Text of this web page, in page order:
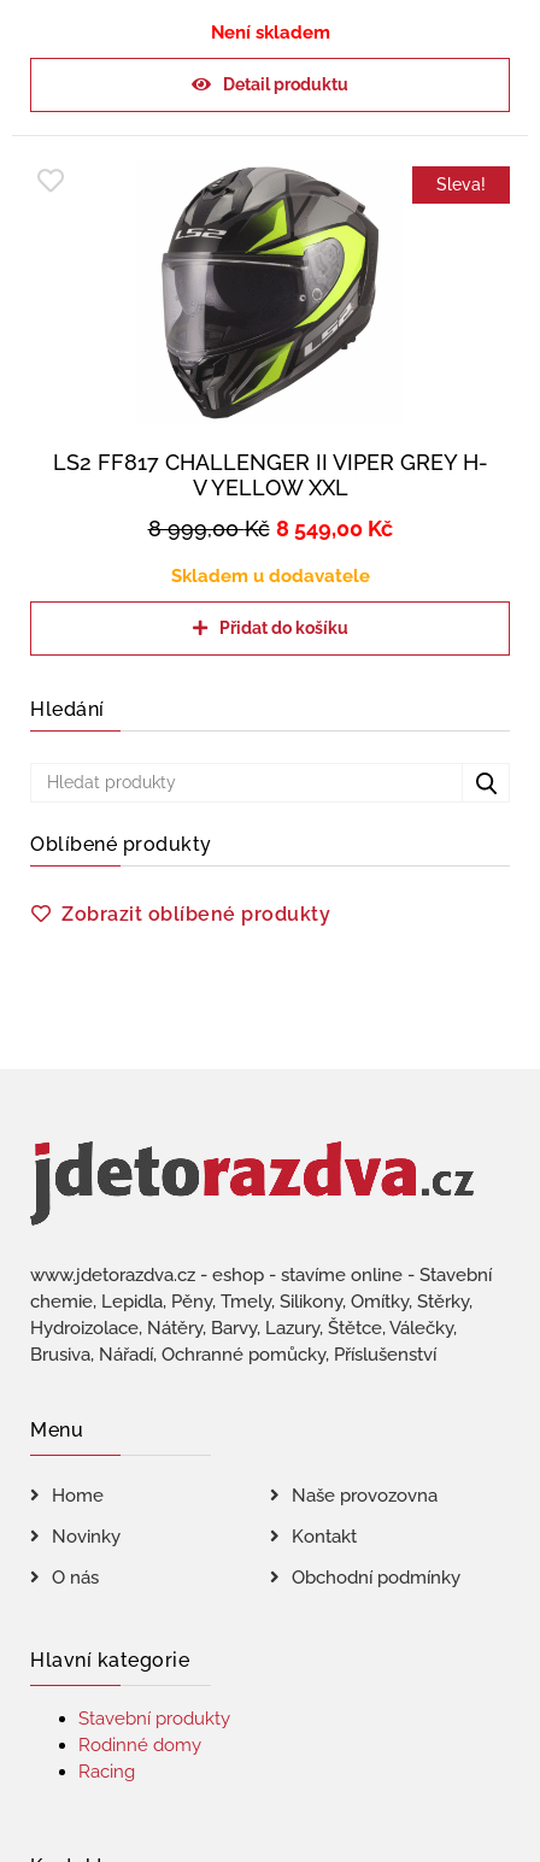
Není skladem
Detail produktu
Sleva!
LS2 FF817 CHALLENGER II VIPER GREY H-
V YELLOW XXL
8 999,00Kč 8 549,00 Kč
Skladem u dodavatele
Přidat do košíku
Hledání
Oblíbené produkty
Zobrazit oblíbené produkty
www.jdetorazdva.cz - eshop - stavíme online - Stavební
chemie, Lepidla, Pěny, Tmely, Silikony, Omítky, Stěrky,
Hydroizolace, Nátěry, Barvy, Lazury, Štětce, Válečky,
Brusiva, Nářadí, Ochranné pomůcky, Příslušenství
Menu
Home
Naše provozovna
Novinky
Kontakt
O nás
Obchodní podmínky
Hlavní kategorie
Stavební produkty
Rodinné domy
Racing